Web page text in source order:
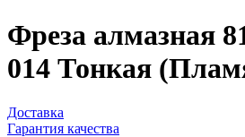
Фреза алмазная
014 Тонкая
Доставка
Гарантия качества